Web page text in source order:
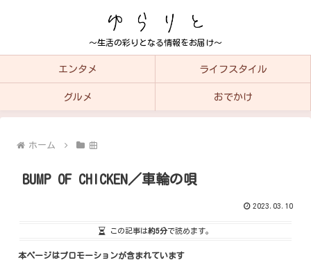
～生活の彩りとなる情報をお届け～
エンタメ ライフスタイル
グルメ おでかけ
ホーム 曲
BUMP OF CHICKEN／車輪の唄
2023.03.10
この記事は約5分で読めます。
本ページはプロモーションが含まれています